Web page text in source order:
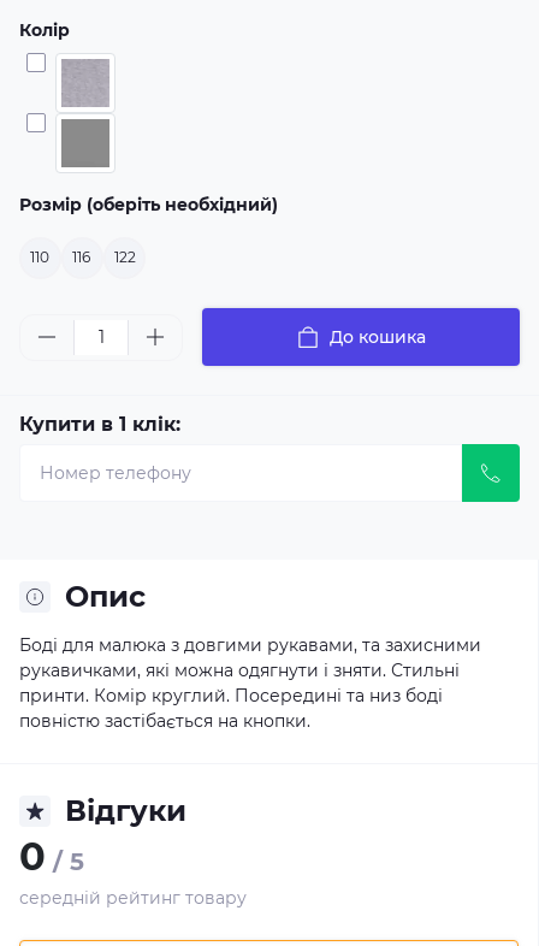
Колір
Розмір (оберіть необхідний)
110 116 122
До кошика
Купити в 1 клік:
Опис
Боді для малюка з довгими рукавами, та захисними
рукавичками, які можна одягнути і зняти. Стильні
принти. Комір круглий. Посередині та низ боді
повністю застібається на кнопки.
Відгуки
0 / 5
середній рейтинг товару